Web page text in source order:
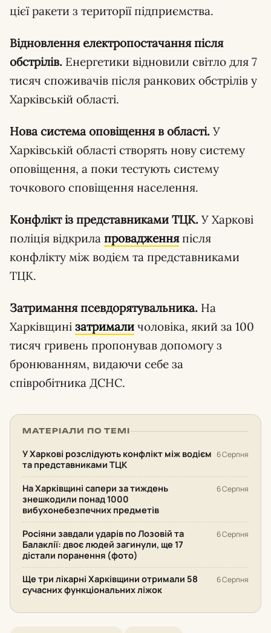
цієї ракети з території підприємства.
Відновлення електропостачання після
обстрілів. Енергетики відновили світло для 7
тисяч споживачів після ранкових обстрілів у
Харківській області.
Нова система оповіщення в області. У
Харківській області створять нову систему
оповіщення, а поки тестують систему
точкового сповіщення населення.
Конфлікт із представниками ТЦК. У Харкові
поліція відкрила провадженняпісля
конфлікту між водієм та представниками
ТЦК.
Затримання псевдорятувальника. На
Харківщині затримали чоловіка, який за 100
тисяч гривень пропонував допомогу з
бронюванням, видаючи себе за
співробітника ДСНС.
МАТЕРІАЛИ ПО ТЕМІ
У Харкові розслідують конфлікт між водієм
та представниками ТЦК
6 Серпня
На Харківщині сапери за тиждень
знешкодили понад 1000
вибухонебезпечних предметів
6 Серпня
Росіяни завдали ударів по Лозовій та
Балаклії: двоє людей загинули, ще 17
дістали поранення (фото)
6 Серпня
Ще три лікарні Харківщини отримали 58
сучасних функціональних ліжок
6 Серпня